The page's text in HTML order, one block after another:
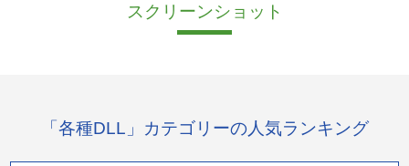
スクリーンショット
「各種DLL」カテゴリーの人気ランキング